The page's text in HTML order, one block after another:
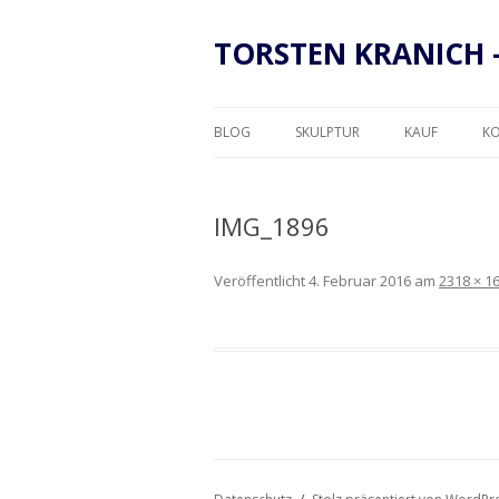
TORSTEN KRANICH
BLOG SKULPTUR KAUF
IMG_1896
Veröffentlicht4. Februar 2016 am 2318 ×